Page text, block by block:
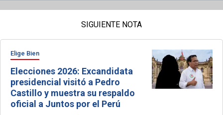
SIGUIENTE NOTA
Elige Bien
Elecciones 2026: Excandidata
presidencial visitó a Pedro
Castillo y muestra su respaldo
oficial a Juntos por el Perú